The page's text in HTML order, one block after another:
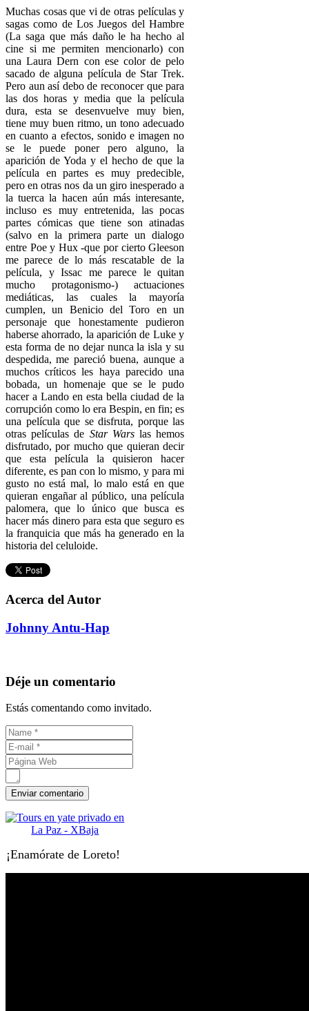
Muchas cosas que vi de otras películas y
sagas como de Los Juegos del Hambre
(La saga que más daño le ha hecho al
cine si me permiten mencionarlo) con
una Laura Dern con ese color de pelo
sacado de alguna película de Star Trek.
Pero aun así debo de reconocer que para
las dos horas y media que la película
dura, esta se desenvuelve muy bien,
tiene muy buen ritmo, un tono adecuado
en cuanto a efectos, sonido e imagen no
se le puede poner pero alguno, la
aparición de Yoda y el hecho de que la
película en partes es muy predecible,
pero en otras nos da un giro inesperado a
la tuerca la hacen aún más interesante,
incluso es muy entretenida, las pocas
partes cómicas que tiene son atinadas
(salvo en la primera parte un dialogo
entre Poe y Hux -que por cierto Gleeson
me parece de lo más rescatable de la
película, y Issac me parece le quitan
mucho protagonismo-) actuaciones
mediáticas, las cuales la mayoría
cumplen, un Benicio del Toro en un
personaje que honestamente pudieron
haberse ahorrado, la aparición de Luke y
esta forma de no dejar nunca la isla y su
despedida, me pareció buena, aunque a
muchos críticos les haya parecido una
bobada, un homenaje que se le pudo
hacer a Lando en esta bella ciudad de la
corrupción como lo era Bespin, en fin; es
una película que se disfruta, porque las
otras películas de Star Warslas hemos
disfrutado, por mucho que quieran decir
que esta película la quisieron hacer
diferente, es pan con lo mismo, y para mi
gusto no está mal, lo malo está en que
quieran engañar al público, una película
palomera, que lo único que busca es
hacer más dinero para esta que seguro es
la franquicia que más ha generado en la
historia del celuloide.
Acerca del Autor
Johnny Antu-Hap
Déje un comentario
Estás comentando como invitado.
¡Enamórate de Loreto!